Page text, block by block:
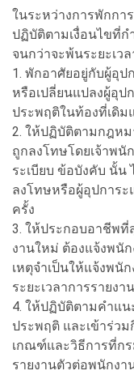
ในระหว่างการพักกา
ปฏิบัติตามเงื่อนไขที่
จนกว่าจะพ้นระยะเว
1. พักอาศัยอยู่กับผู้อุ
หรือเปลี่ยนแปลงผู้อุป
ประพฤติในท้องที่เดิ
2. ให้ปฏิบัติตามกฎหม
ถูกลงโทษโดยเจ้าพ
ระเบียบ ข้อบังคับ นั้น
ลงโทษหรือผู้อุปการ
ครั้ง
3. ให้ประกอบอาชีพที่
งานใหม่ ต้องแจ้งพนั
เหตุจำเป็นให้แจ้งพ
ระยะเวลาการรายง
4. ให้ปฏิบัติตามคำแ
ประพฤติ และเข้าร่ว
เกณฑ์และวิธีการที่ก
รายงานตัวต่อพนักงา